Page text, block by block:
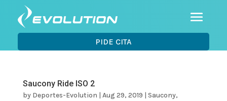
PIDE CITA
Saucony Ride ISO 2
by Deportes-Evolution | Aug 29, 2019 | Saucony,